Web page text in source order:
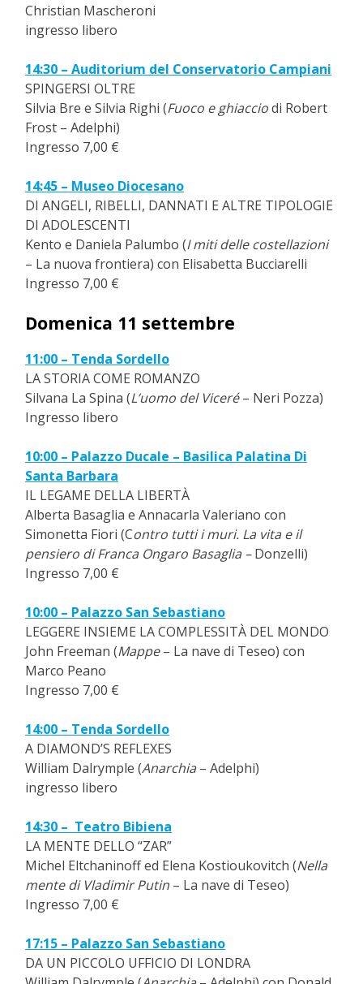
Christian Mascheroni
ingresso libero
14:30 – Auditorium del Conservatorio Campiani
SPINGERSI OLTRE
Silvia Bre e Silvia Righi (Fuoco e ghiacciodi Robert
Frost – Adelphi)
Ingresso 7,00 €
14:45 – Museo Diocesano
DI ANGELI, RIBELLI, DANNATI E ALTRE TIPOLOGIE
DI ADOLESCENTI
Kento e Daniela Palumbo (I miti delle costellazioni
– La nuova frontiera) con Elisabetta Bucciarelli
Ingresso 7,00 €
Domenica 11 settembre
11:00 – Tenda Sordello
LA STORIA COME ROMANZO
Silvana La Spina (L’uomo del Viceré– Neri Pozza)
Ingresso libero
10:00 – Palazzo Ducale – Basilica Palatina Di
Santa Barbara
IL LEGAME DELLA LIBERTÀ
Alberta Basaglia e Annacarla Valeriano con
Simonetta Fiori (Contro tutti i muri. La vita e il
pensiero di Franca Ongaro Basaglia –Donzelli)
Ingresso 7,00 €
10:00 – Palazzo San Sebastiano
LEGGERE INSIEME LA COMPLESSITÀ DEL MONDO
John Freeman (Mappe– La nave di Teseo) con
Marco Peano
Ingresso 7,00 €
14:00 – Tenda Sordello
A DIAMOND’S REFLEXES
William Dalrymple (Anarchia – Adelphi)
ingresso libero
14:30 – Teatro Bibiena
LA MENTE DELLO “ZAR”
Michel Eltchaninoff ed Elena Kostioukovitch (Nella
mente di Vladimir Putin – La nave di Teseo)
Ingresso 7,00 €
17:15 – Palazzo San Sebastiano
DA UN PICCOLO UFFICIO DI LONDRA